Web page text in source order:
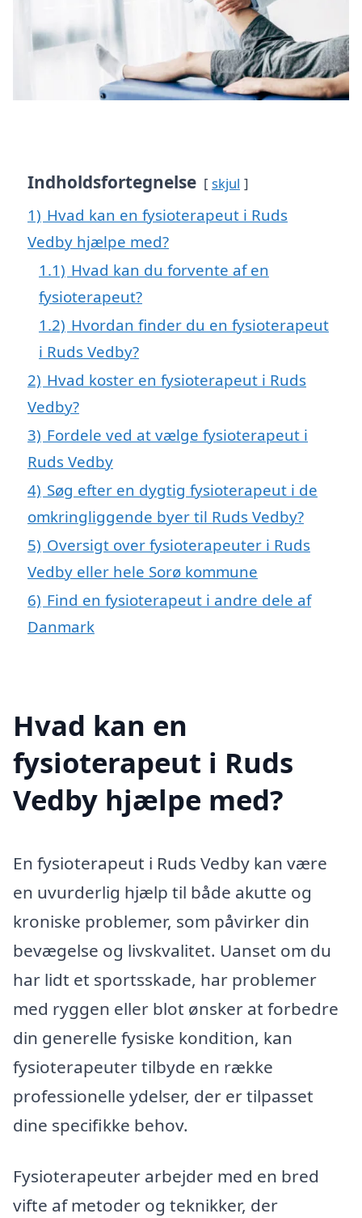
Indholdsfortegnelse skjul
1) Hvad kan en fysioterapeut i Ruds
Vedby hjælpe med?
1.1) Hvad kan du forvente af en
fysioterapeut?
1.2) Hvordan finder du en fysioterapeut
i Ruds Vedby?
2) Hvad koster en fysioterapeut i Ruds
Vedby?
3) Fordele ved at vælge fysioterapeut i
Ruds Vedby
4) Søg efter en dygtig fysioterapeut i de
omkringliggende byer til Ruds Vedby?
5) Oversigt over fysioterapeuter i Ruds
Vedby eller hele Sorø kommune
6) Find en fysioterapeut i andre dele af
Danmark
Hvad kan en
fysioterapeut i Ruds
Vedby hjælpe med?
En fysioterapeut i Ruds Vedby kan være
en uvurderlig hjælp til både akutte og
kroniske problemer, som påvirker din
bevægelse og livskvalitet. Uanset om du
har lidt et sportsskade, har problemer
med ryggen eller blot ønsker at forbedre
din generelle fysiske kondition, kan
fysioterapeuter tilbyde en række
professionelle ydelser, der er tilpasset
dine specifikke behov.
Fysioterapeuter arbejder med en bred
vifte af metoder og teknikker, der